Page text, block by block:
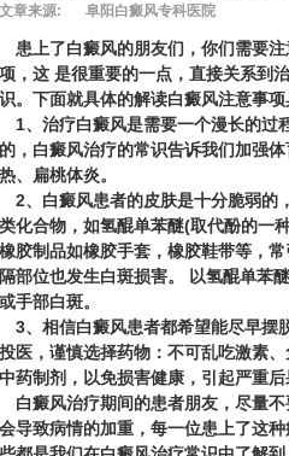
文章来源:
阜阳白癜风专科医院
了白癜风的朋友们，你们需要注
，这 是很重要的一点，直接关系到
。下面就具体的解读白癜风注意事项
治疗白癜风是需要一个漫长的过程
，白癜风治疗的常识告诉我们加强
、扁桃体炎。
白癜风患者的皮肤是十分脆弱的，
化合物，如氢醌单苯醚(取代酚的一
胶制品如橡胶手套，橡胶鞋带等，
部位也发生白斑损害。 以氢醌单苯
手部白斑。
相信白癜风患者都希望能尽早摆脱
医，谨慎选择药物：不可乱吃激素
药制剂，以免损害健康，引起严重后
风治疗期间的患者朋友，尽量不
导致病情的加重，每一位患上了这